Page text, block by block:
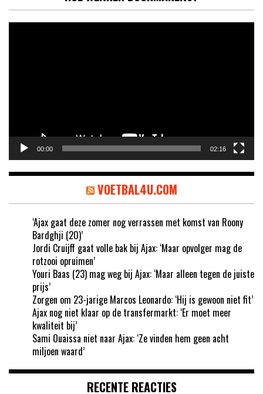
00:00 02:16
VOETBAL4U.COM
‘Ajax gaat deze zomer nog verrassen met komst van Roony
Bardghji (20)’
Jordi Cruijff gaat volle bak bij Ajax: ‘Maar opvolger mag de
rotzooi opruimen’
Youri Baas (23) mag weg bij Ajax: ‘Maar alleen tegen de juiste
prijs’
Zorgen om 23-jarige Marcos Leonardo: ‘Hij is gewoon niet fit’
Ajax nog niet klaar op de transfermarkt: ‘Er moet meer
kwaliteit bij’
Sami Ouaissa niet naar Ajax: ‘Ze vinden hem geen acht
miljoen waard’
RECENTE REACTIES